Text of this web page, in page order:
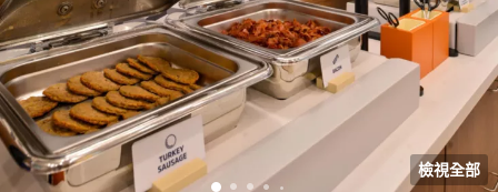
檢視全部